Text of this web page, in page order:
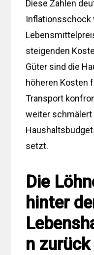
Diese Zahlen
Inflationsschock
steigenden
Güter sind die
höheren Kosten
Transport
weiter schmälert
setzt.
Die
hinter
n zurück